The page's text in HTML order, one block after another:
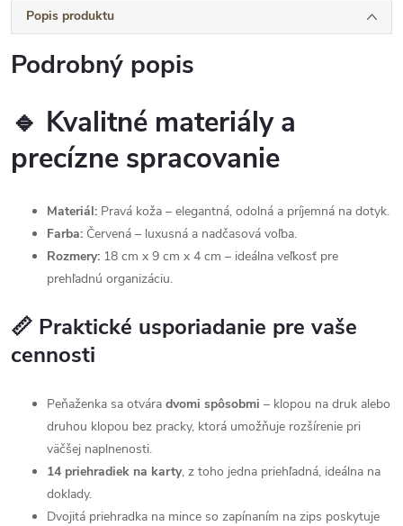
Popis produktu
Podrobný popis
🔹 Kvalitné materiály a
precízne spracovanie
Materiál: Pravá koža – elegantná, odolná a príjemná na dotyk.
Farba: Červená – luxusná a nadčasová voľba.
Rozmery: 18 cm x 9 cm x 4 cm – ideálna veľkosť pre
prehľadnú organizáciu.
📏 Praktické usporiadanie pre vaše
cennosti
Peňaženka sa otvára dvomi spôsobmi – klopou na druk alebo
druhou klopou bez pracky, ktorá umožňuje rozšírenie pri
väčšej naplnenosti.
14 priehradiek na karty, z toho jedna priehľadná, ideálna na
doklady.
Dvojitá priehradka na mince so zapínaním na zips poskytuje